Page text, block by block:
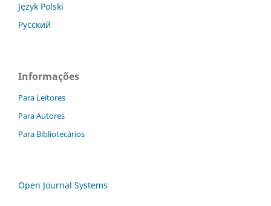
Język Polski
Русский
Informações
Para Leitores
Para Autores
Para Bibliotecários
Open Journal Systems